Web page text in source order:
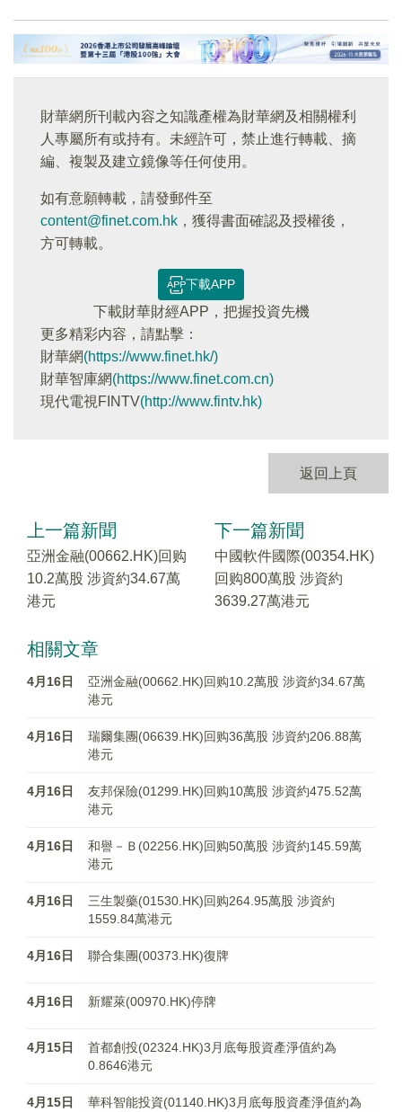
財華網所刊載內容之知識產權為財華網及相關權利
人專屬所有或持有。未經許可，禁止進行轉載、摘
編、複製及建立鏡像等任何使用。
如有意願轉載，請發郵件至
content@finet.com.hk ，獲得書面確認及授權後，
方可轉載。
下載APP
下載財華財經APP，把握投資先機
更多精彩内容，請點擊：
財華網(https://www.finet.hk/)
財華智庫網(https://www.finet.com.cn)
現代電視FINTV(http://www.fintv.hk)
返回上頁
上一篇新聞
亞洲金融(00662.HK)回购
10.2萬股 涉資約34.67萬
港元
下一篇新聞
中國軟件國際(00354.HK)
回购800萬股 涉資約
3639.27萬港元
相關文章
4月16日
亞洲金融(00662.HK)回购10.2萬股 涉資約34.67萬
港元
4月16日
瑞爾集團(06639.HK)回购36萬股 涉資約206.88萬
港元
4月16日
友邦保險(01299.HK)回购10萬股 涉資約475.52萬
港元
4月16日
和譽－Ｂ(02256.HK)回购50萬股 涉資約145.59萬
港元
4月16日
三生製藥(01530.HK)回购264.95萬股 涉資約
1559.84萬港元
4月16日 聯合集團(00373.HK)復牌
4月16日 新耀萊(00970.HK)停牌
4月15日
首都創投(02324.HK)3月底每股資產淨值約為
0.8646港元
4月15日
華科智能投資(01140.HK)3月底每股資產淨值約為